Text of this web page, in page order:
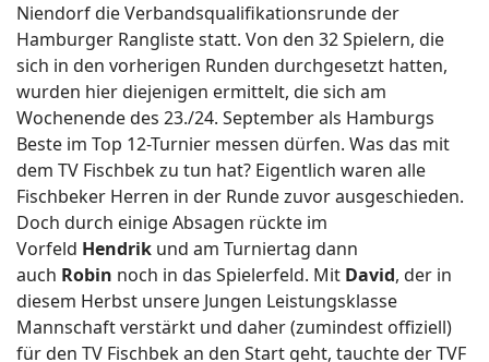
Niendorf die Verbandsqualifikationsrunde der
Hamburger Rangliste statt. Von den 32 Spielern, die
sich in den vorherigen Runden durchgesetzt hatten,
wurden hier diejenigen ermittelt, die sich am
Wochenende des 23./24. September als Hamburgs
Beste im Top 12-Turnier messen dürfen. Was das mit
dem TV Fischbek zu tun hat? Eigentlich waren alle
Fischbeker Herren in der Runde zuvor ausgeschieden.
Doch durch einige Absagen rückte im
Vorfeld Hendrik und am Turniertag dann
auch Robin noch in das Spielerfeld. Mit David, der in
diesem Herbst unsere Jungen Leistungsklasse
Mannschaft verstärkt und daher (zumindest offiziell)
für den TV Fischbek an den Start geht, tauchte der TVF